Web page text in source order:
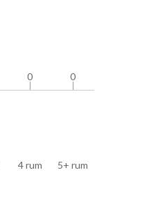
4 rum 5+ rum
0
0 0
0